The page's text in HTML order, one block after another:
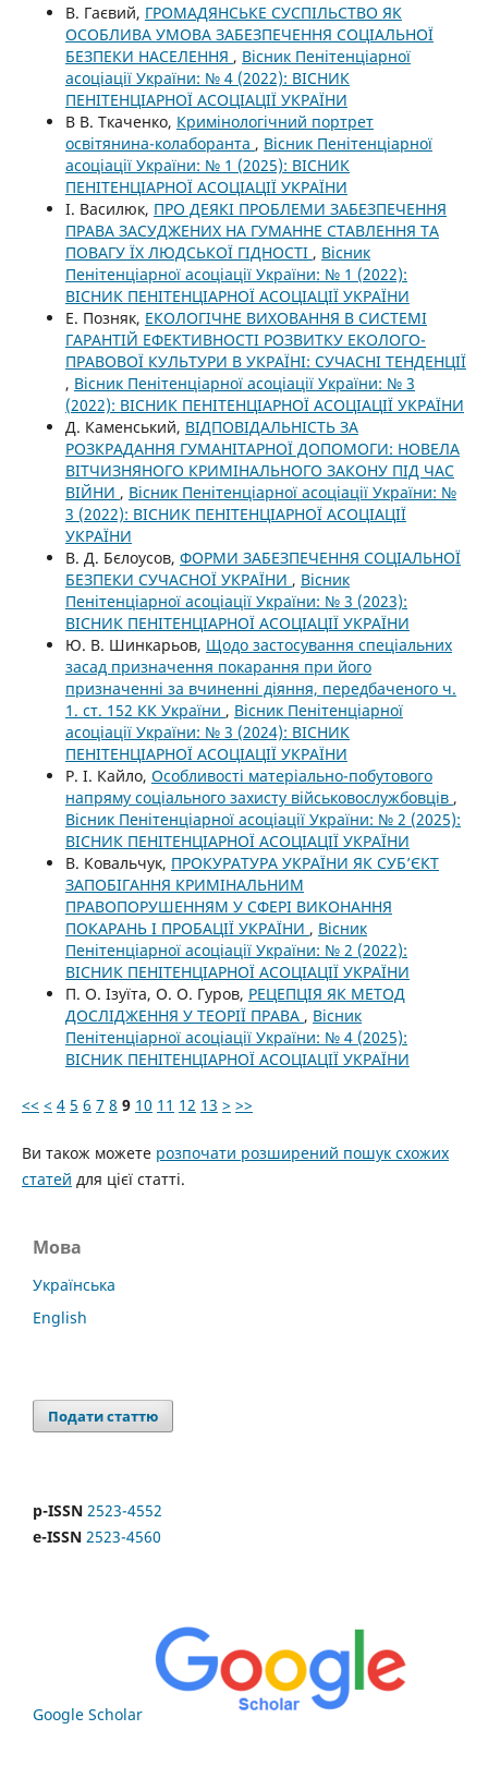
В. Гаєвий, ГРОМАДЯНСЬКЕ СУСПІЛЬСТВО ЯК
ОСОБЛИВА УМОВА ЗАБЕЗПЕЧЕННЯ СОЦІАЛЬНОЇ
БЕЗПЕКИ НАСЕЛЕННЯ , Вісник Пенітенціарної
асоціації України: № 4 (2022): ВІСНИК
ПЕНІТЕНЦІАРНОЇ АСОЦІАЦІЇ УКРАЇНИ
В В. Ткаченко, Кримінологічний портрет
освітянина-колаборанта , Вісник Пенітенціарної
асоціації України: № 1 (2025): ВІСНИК
ПЕНІТЕНЦІАРНОЇ АСОЦІАЦІЇ УКРАЇНИ
І. Василюк, ПРО ДЕЯКІ ПРОБЛЕМИ ЗАБЕЗПЕЧЕННЯ
ПРАВА ЗАСУДЖЕНИХ НА ГУМАННЕ СТАВЛЕННЯ ТА
ПОВАГУ ЇХ ЛЮДСЬКОЇ ГІДНОСТІ , Вісник
Пенітенціарної асоціації України: № 1 (2022):
ВІСНИК ПЕНІТЕНЦІАРНОЇ АСОЦІАЦІЇ УКРАЇНИ
Е. Позняк, ЕКОЛОГІЧНЕ ВИХОВАННЯ В СИСТЕМІ
ГАРАНТІЙ ЕФЕКТИВНОСТІ РОЗВИТКУ ЕКОЛОГО-
ПРАВОВОЇ КУЛЬТУРИ В УКРАЇНІ: СУЧАСНІ ТЕНДЕНЦІЇ
, Вісник Пенітенціарної асоціації України: № 3
(2022): ВІСНИК ПЕНІТЕНЦІАРНОЇ АСОЦІАЦІЇ УКРАЇНИ
Д. Каменський, ВІДПОВІДАЛЬНІСТЬ ЗА
РОЗКРАДАННЯ ГУМАНІТАРНОЇ ДОПОМОГИ: НОВЕЛА
ВІТЧИЗНЯНОГО КРИМІНАЛЬНОГО ЗАКОНУ ПІД ЧАС
ВІЙНИ , Вісник Пенітенціарної асоціації України: №
3 (2022): ВІСНИК ПЕНІТЕНЦІАРНОЇ АСОЦІАЦІЇ
УКРАЇНИ
В. Д. Бєлоусов, ФОРМИ ЗАБЕЗПЕЧЕННЯ СОЦІАЛЬНОЇ
БЕЗПЕКИ СУЧАСНОЇ УКРАЇНИ , Вісник
Пенітенціарної асоціації України: № 3 (2023):
ВІСНИК ПЕНІТЕНЦІАРНОЇ АСОЦІАЦІЇ УКРАЇНИ
Ю. В. Шинкарьов, Щодо застосування спеціальних
засад призначення покарання при його
призначенні за вчиненні діяння, передбаченого ч.
1. ст. 152 КК України , Вісник Пенітенціарної
асоціації України: № 3 (2024): ВІСНИК
ПЕНІТЕНЦІАРНОЇ АСОЦІАЦІЇ УКРАЇНИ
Р. І. Кайло, Особливості матеріально-побутового
напряму соціального захисту військовослужбовців ,
Вісник Пенітенціарної асоціації України: № 2 (2025):
ВІСНИК ПЕНІТЕНЦІАРНОЇ АСОЦІАЦІЇ УКРАЇНИ
В. Ковальчук, ПРОКУРАТУРА УКРАЇНИ ЯК СУБ’ЄКТ
ЗАПОБІГАННЯ КРИМІНАЛЬНИМ
ПРАВОПОРУШЕННЯМ У СФЕРІ ВИКОНАННЯ
ПОКАРАНЬ І ПРОБАЦІЇ УКРАЇНИ , Вісник
Пенітенціарної асоціації України: № 2 (2022):
ВІСНИК ПЕНІТЕНЦІАРНОЇ АСОЦІАЦІЇ УКРАЇНИ
П. О. Ізуїта, О. О. Гуров, РЕЦЕПЦІЯ ЯК МЕТОД
ДОСЛІДЖЕННЯ У ТЕОРІЇ ПРАВА , Вісник
Пенітенціарної асоціації України: № 4 (2025):
ВІСНИК ПЕНІТЕНЦІАРНОЇ АСОЦІАЦІЇ УКРАЇНИ
<< < 4 5 6 7 8 9 10 11 12 13 > >>
Ви також можете розпочати розширений пошук схожих
статей для цієї статті.
Мова
Українська
English
Подати статтю
p-ISSN 2523-4552
e-ISSN 2523-4560
Google Scholar